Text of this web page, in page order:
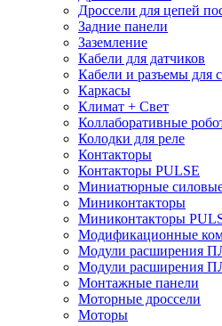
Дроссели для цепей
Задние панели
Заземление
Кабели для датчиков
Кабели и разъемы для
Каркасы
Климат + Свет
Коллаборативные
Колодки для реле
Контакторы
Контакторы PULSE
Миниатюрные
Миниконтакторы
Миниконтакторы
Модификационные
Модули расширения
Модули расширения
Монтажные панели
Моторные дроссели
Моторы